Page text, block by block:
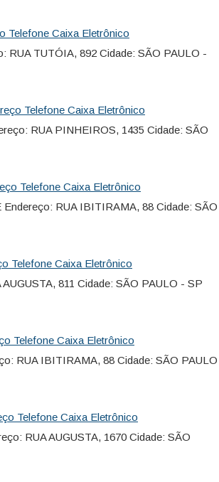
Telefone Caixa Eletrônico
RUA TUTÓIA, 892 Cidade: SÃO PAULO -
Telefone Caixa Eletrônico
RUA PINHEIROS, 1435 Cidade: SÃO
Telefone Caixa Eletrônico
RUA IBITIRAMA, 88 Cidade: SÃO
Telefone Caixa Eletrônico
811 Cidade: SÃO PAULO - SP
Telefone Caixa Eletrônico
RUA IBITIRAMA, 88 Cidade: SÃO PAULO
Telefone Caixa Eletrônico
RUA AUGUSTA, 1670 Cidade: SÃO